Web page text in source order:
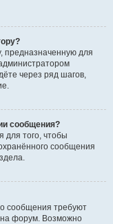
предназначенную для
через ряд шагов,
сообщения?
для того, чтобы
сообщения
сообщения требуют
на форум. Возможно